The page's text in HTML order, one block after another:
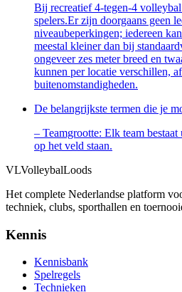
Bij recreatief 4-tegen-4
spelers.Er zijn doorgaans geen
niveaubeperkingen; iedereen
meestal kleiner dan bij
ongeveer zes meter breed en
kunnen per locatie verschillen,
buitenomstandigheden.
De belangrijkste termen die je
– Teamgrootte: Elk team
op het veld staan.
VLVolleybalLoods
Het complete Nederlandse platform
techniek, clubs, sporthallen en
Kennis
Kennisbank
Spelregels
Technieken